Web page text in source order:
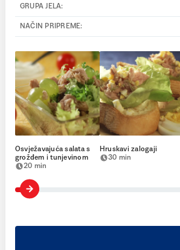
GRUPA JELA:
NAČIN PRIPREME:
Osvježavajuća salata s
grožđem i tunjevinom
20 min
Hruskavi zalogaji
30 min